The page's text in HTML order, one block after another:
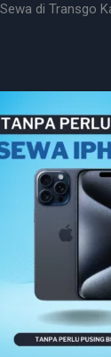
di Transgo